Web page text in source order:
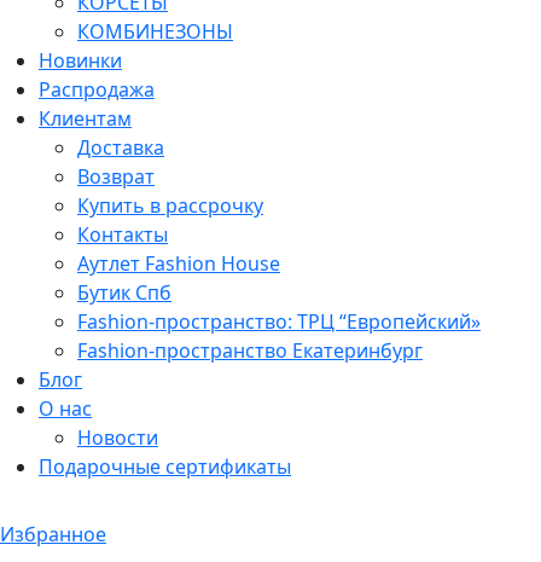
КОМБИНЕЗОНЫ
Новинки
Распродажа
Клиентам
Доставка
Возврат
Купить в рассрочку
Контакты
Аутлет Fashion House
Бутик Спб
Fashion-пространство: ТРЦ “Европейский»
Fashion-пространство Екатеринбург
Блог
О нас
Новости
Подарочные сертификаты
Избранное